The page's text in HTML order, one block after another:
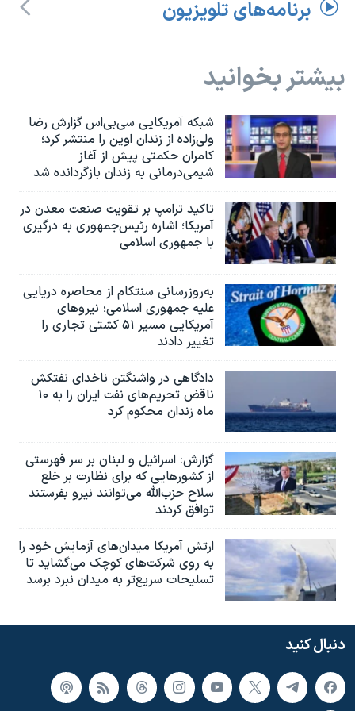
نرگس محمدی برنده جایزه نوبل صلح
صفحه‌های ویژه
سفر پرزیدنت ترامپ به چین
برنامه‌های تلویزیون
بیشتر بخوانید
شبکه آمریکایی سی‌بی‌‌اس گزارش رضا
ولی‌زاده از زندان اوین را منتشر کرد؛
کامران حکمتی پیش از آغاز
شیمی‌درمانی به زندان بازگردانده شد
تاکید ترامپ بر تقویت صنعت معدن در
آمریکا؛ اشاره رئیس‌جمهوری به درگیری
با جمهوری اسلامی
به‌روزرسانی سنتکام از محاصره دریایی
علیه جمهوری اسلامی؛ نیروهای
آمریکایی مسیر ۵۱ کشتی تجاری را
تغییر دادند
دادگاهی در واشنگتن ناخدای نفتکش
ناقض تحریم‌های نفت ایران را به ۱۰
ماه زندان محکوم کرد
گزارش‌: اسرائيل و لبنان بر سر فهرستی
از کشورهایی که برای نظارت بر خلع
سلاح حزب‌الله می‌توانند نیرو بفرستند
توافق کردند
ارتش آمریکا میدان‌های آزمایش خود را
به روی شرکت‌های کوچک می‌گشاید تا
تسلیحات سریع‌تر به میدان نبرد برسد
دنبال کنید